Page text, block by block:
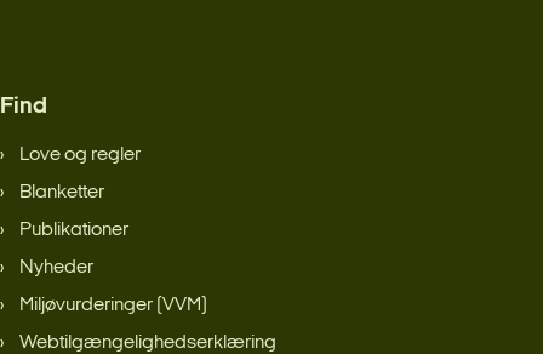
Find
Love og regler
Blanketter
Publikationer
Nyheder
Miljøvurderinger (VVM)
Webtilgængelighedserklæring